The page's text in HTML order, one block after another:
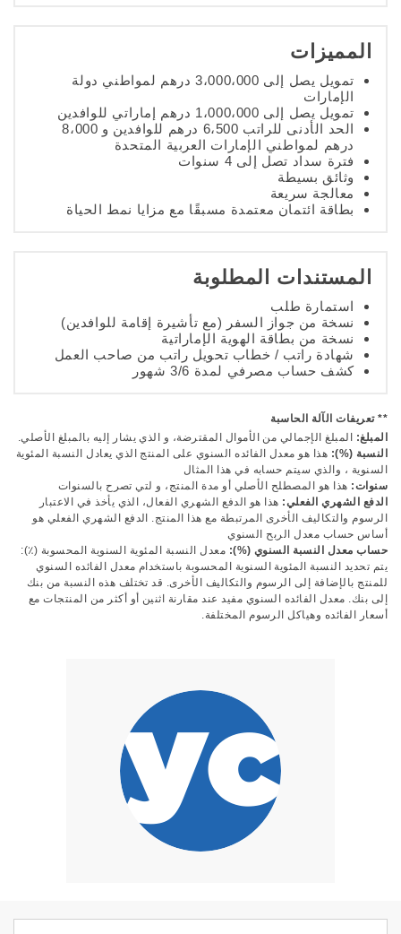
المميزات
تمويل يصل إلى 3،000،000 درهم لمواطني دولة
الإمارات
تمويل يصل إلى 1،000،000 درهم إماراتي للوافدين
الحد الأدنى للراتب 6،500 درهم للوافدين و 8،000
درهم لمواطني الإمارات العربية المتحدة
فترة سداد تصل إلى 4 سنوات
وثائق بسيطة
معالجة سريعة
بطاقة ائتمان معتمدة مسبقًا مع مزايا نمط الحياة
المستندات المطلوبة
استمارة طلب
نسخة من جواز السفر (مع تأشيرة إقامة للوافدين)
نسخة من بطاقة الهوية الإماراتية
شهادة راتب / خطاب تحويل راتب من صاحب العمل
كشف حساب مصرفي لمدة 3/6 شهور
** تعريفات الآلة الحاسبة
المبلغ: المبلغ الإجمالي من الأموال المقترضة، و الذي يشار إليه بالمبلغ الأصلي.
النسبة (%): هذا هو معدل الفائده السنوي على المنتج الذي يعادل النسبة المئوية
السنوية ، والذي سيتم حسابه في هذا المثال
سنوات: هذا هو المصطلح الأصلي أو مدة المنتج، و لتي تصرح بالسنوات
الدفع الشهري الفعلي: هذا هو الدفع الشهري الفعال، الذي يأخذ في الاعتبار
الرسوم والتكاليف الأخرى المرتبطة مع هذا المنتج. الدفع الشهري الفعلي هو
أساس حساب معدل الربح السنوي
حساب معدل النسبة السنوي (%): معدل النسبة المئوية السنوية المحسوبة (٪):
يتم تحديد النسبة المئوية السنوية المحسوبة باستخدام معدل الفائده السنوي
للمنتج بالإضافة إلى الرسوم والتكاليف الأخرى. قد تختلف هذه النسبة من بنك
إلى بنك. معدل الفائده السنوي مفيد عند مقارنة اثنين أو أكثر من المنتجات مع
أسعار الفائده وهياكل الرسوم المختلفة.